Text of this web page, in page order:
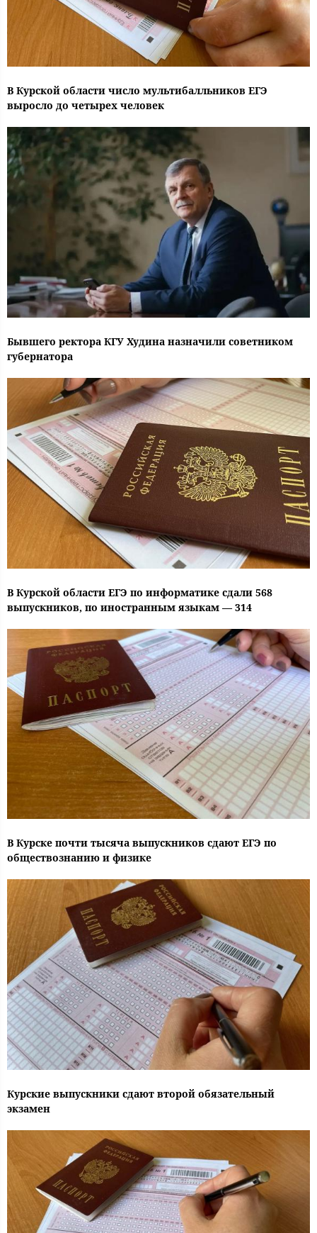
В Курской области число мультибалльников ЕГЭ
выросло до четырех человек
Бывшего ректора КГУ Худина назначили советником
губернатора
В Курской области ЕГЭ по информатике сдали 568
выпускников, по иностранным языкам — 314
В Курске почти тысяча выпускников сдают ЕГЭ по
обществознанию и физике
Курские выпускники сдают второй обязательный
экзамен